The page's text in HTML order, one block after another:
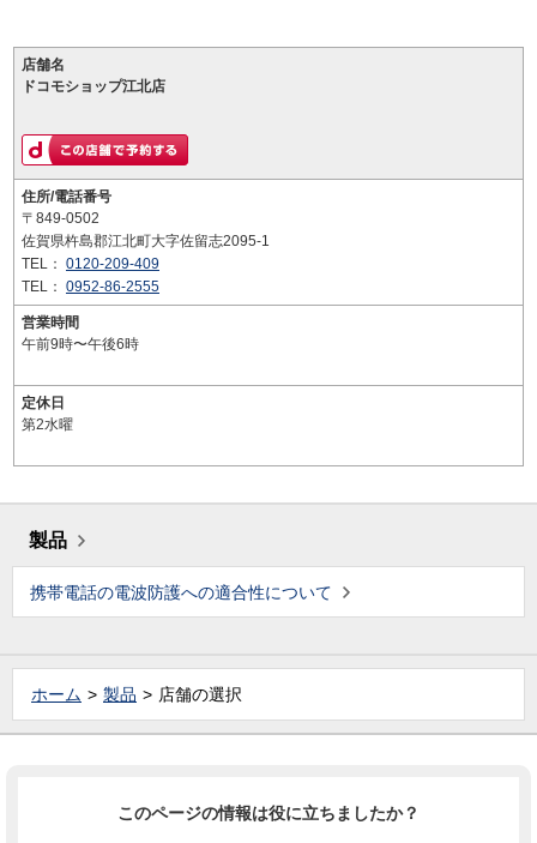
店舗名
ドコモショップ江北店
住所/電話番号
〒849-0502
佐賀県杵島郡江北町大字佐留志2095-1
TEL： 0120-209-409
TEL： 0952-86-2555
営業時間
午前9時〜午後6時
定休日
第2水曜
製品
携帯電話の電波防護への適合性について
ホーム 製品 店舗の選択
このページの情報は役に立ちましたか？